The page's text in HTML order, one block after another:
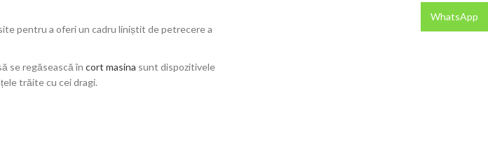
pentru a oferi un cadru liniștit de petrecere a
se regăsească în cort masina sunt dispozitivele
trăite cu cei dragi.
WhatsApp